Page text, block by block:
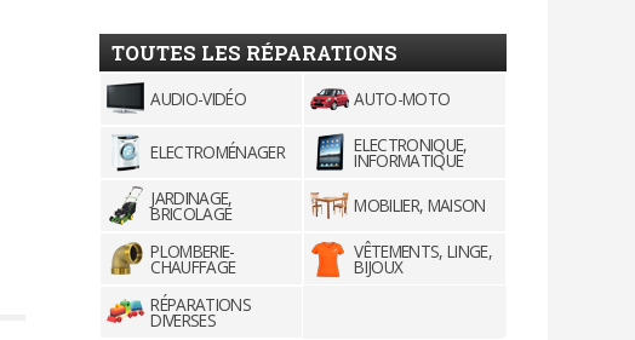
TOUTES LES RÉPARATIONS
AUDIO-VIDÉO AUTO-MOTO
ELECTROMÉNAGER ELECTRONIQUE,
INFORMATIQUE
JARDINAGE,
BRICOLAGE
MOBILIER, MAISON
PLOMBERIE-
CHAUFFAGE
VÊTEMENTS, LINGE,
BIJOUX
RÉPARATIONS
DIVERSES